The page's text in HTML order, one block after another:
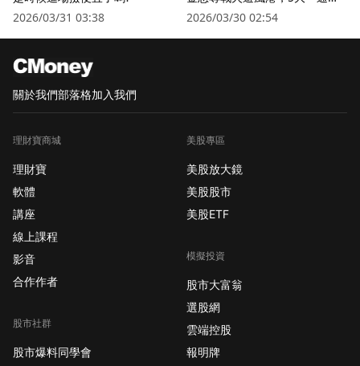
2026/03/31 03:38
衛星股」逆勢狂飆
2026/03/30 02:54
關於我們部落格加入我們
理財寶商城
理財寶
軟體
講座
線上課程
影音
合作作者
股市社群
股市爆料同學會
美股專區
美股放大鏡
美股股市
美股ETF
模擬投資
股市大富翁
選股網
雲端控股
報明牌